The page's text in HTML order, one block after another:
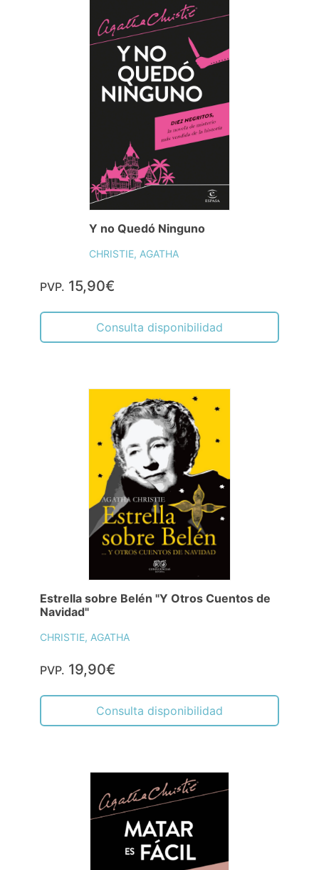
Y no Quedó Ninguno
CHRISTIE, AGATHA
PVP. 15,90€
Consulta disponibilidad
Estrella sobre Belén "Y Otros Cuentos de
Navidad"
CHRISTIE, AGATHA
PVP. 19,90€
Consulta disponibilidad